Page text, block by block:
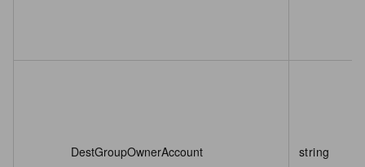
DestGroupOwnerAccount string